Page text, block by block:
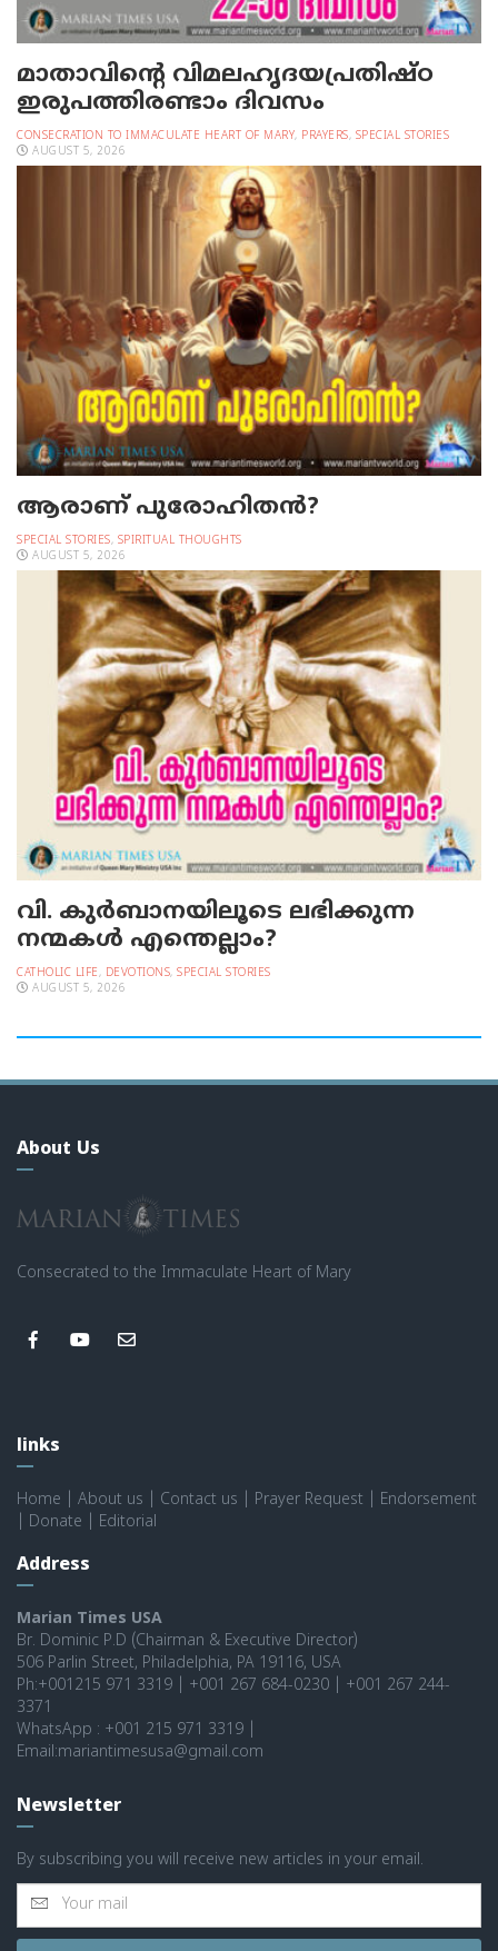
മാതാവിന്റെ വിമലഹൃദയപ്രതിഷ്ഠ
ഇരുപത്തിരണ്ടാം ദിവസം
CONSECRATION TO IMMACULATE HEART OF MARY, PRAYERS, SPECIAL STORIES
AUGUST 5, 2026
ആരാണ് പുരോഹിതൻ?
SPECIAL STORIES, SPIRITUAL THOUGHTS
AUGUST 5, 2026
വി. കുര്‍ബാനയിലൂടെ ലഭിക്കുന്ന
നന്മകള്‍ എന്തെല്ലാം?
CATHOLIC LIFE, DEVOTIONS, SPECIAL STORIES
AUGUST 5, 2026
About Us
Consecrated to the Immaculate Heart of Mary
links
Home About us Contact us Prayer Request
Endorsement
Donate Editorial
Address
Marian Times USA
Br. Dominic P.D (Chairman & Executive Director)
506 Parlin Street, Philadelphia, PA 19116, USA
Ph:+001215 971 3319 | +001 267 684-0230 | +001 267 244-
3371
WhatsApp : +001 215 971 3319 |
Email:mariantimesusa@gmail.com
Newsletter
By subscribing you will receive new articles in your email.